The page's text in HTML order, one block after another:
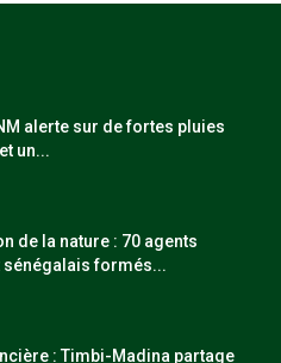
alerte sur de fortes pluies
un...
de la nature : 70 agents
sénégalais formés...
: Timbi-Madina partage